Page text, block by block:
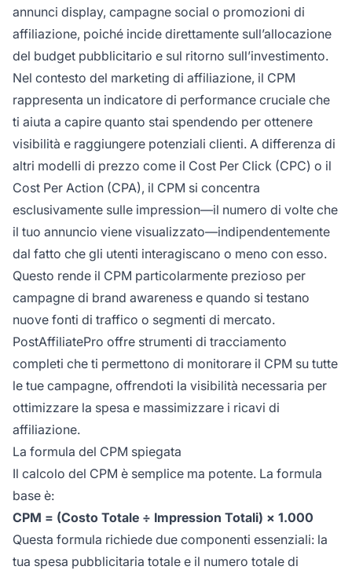
annunci display, campagne social o promozioni di
affiliazione, poiché incide direttamente sull’allocazione
del budget pubblicitario e sul ritorno sull’investimento.
Nel contesto del marketing di affiliazione, il CPM
rappresenta un indicatore di performance cruciale che
ti aiuta a capire quanto stai spendendo per ottenere
visibilità e raggiungere potenziali clienti. A differenza di
altri modelli di prezzo come il Cost Per Click (CPC) o il
Cost Per Action (CPA), il CPM si concentra
esclusivamente sulle impression—il numero di volte che
il tuo annuncio viene visualizzato—indipendentemente
dal fatto che gli utenti interagiscano o meno con esso.
Questo rende il CPM particolarmente prezioso per
campagne di brand awareness e quando si testano
nuove fonti di traffico o segmenti di mercato.
PostAffiliatePro offre strumenti di tracciamento
completi che ti permettono di monitorare il CPM su tutte
le tue campagne, offrendoti la visibilità necessaria per
ottimizzare la spesa e massimizzare i ricavi di
affiliazione.
La formula del CPM spiegata
Il calcolo del CPM è semplice ma potente. La formula
base è:
CPM = (Costo Totale ÷ Impression Totali) × 1.000
Questa formula richiede due componenti essenziali: la
tua spesa pubblicitaria totale e il numero totale di